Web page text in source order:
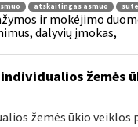
atskaitingas asmuo
ir mokėjimo
dalyvių įmokas,
žemės
žemės ūkio veiklos